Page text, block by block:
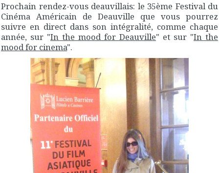
Prochain rendez-vous deauvillais: le 35ème Festival du
Cinéma Américain de Deauville que vous pourrez
suivre en direct dans son intégralité, comme chaque
année, sur "In the mood for Deauville" et sur "In the
mood for cinema".